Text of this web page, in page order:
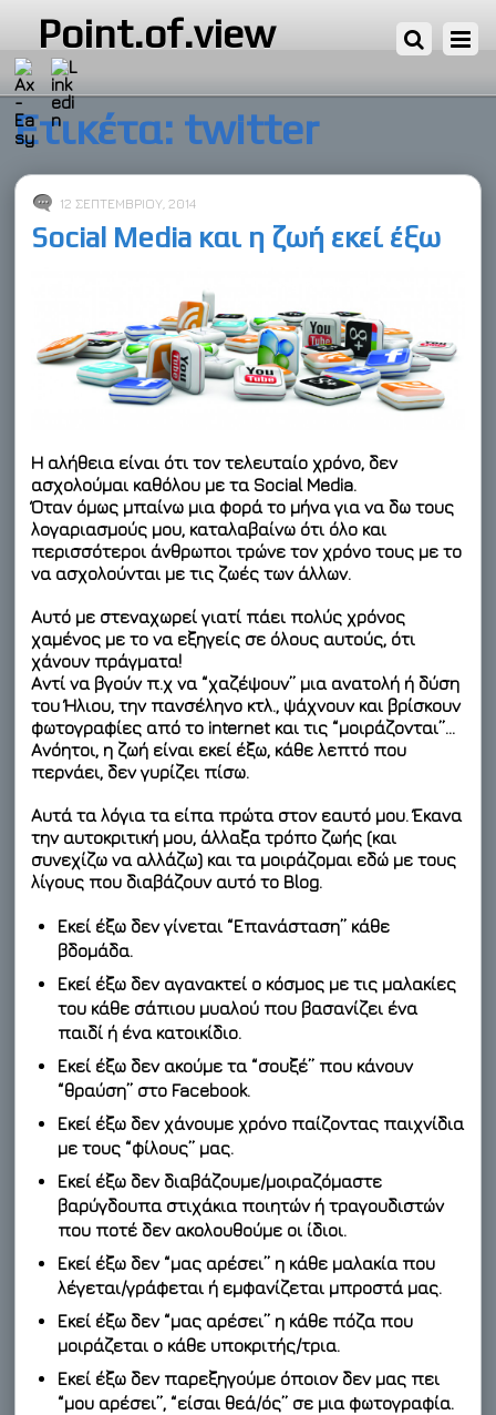
Point.of.view
Ετικέτα: twitter
12 ΣΕΠΤΕΜΒΡΊΟΥ, 2014
Social Media και η ζωή εκεί έξω
Η αλήθεια είναι ότι τον τελευταίο χρόνο, δεν
ασχολούμαι καθόλου με τα Social Media.
Όταν όμως μπαίνω μια φορά το μήνα για να δω τους
λογαριασμούς μου, καταλαβαίνω ότι όλο και
περισσότεροι άνθρωποι τρώνε τον χρόνο τους με το
να ασχολούνται με τις ζωές των άλλων.
Αυτό με στεναχωρεί γιατί πάει πολύς χρόνος
χαμένος με το να εξηγείς σε όλους αυτούς, ότι
χάνουν πράγματα!
Αντί να βγούν π.χ να “χαζέψουν” μια ανατολή ή δύση
του Ήλιου, την πανσέληνο κτλ., ψάχνουν και βρίσκουν
φωτογραφίες από το internet και τις “μοιράζονται”…
Ανόητοι, η ζωή είναι εκεί έξω, κάθε λεπτό που
περνάει, δεν γυρίζει πίσω.
Αυτά τα λόγια τα είπα πρώτα στον εαυτό μου. Έκανα
την αυτοκριτική μου, άλλαξα τρόπο ζωής (και
συνεχίζω να αλλάζω) και τα μοιράζομαι εδώ με τους
λίγους που διαβάζουν αυτό το Blog.
Εκεί έξω δεν γίνεται “Επανάσταση” κάθε
βδομάδα.
Εκεί έξω δεν αγανακτεί ο κόσμος με τις μαλακίες
του κάθε σάπιου μυαλού που βασανίζει ένα
παιδί ή ένα κατοικίδιο.
Εκεί έξω δεν ακούμε τα “σουξέ” που κάνουν
“θραύση” στο Facebook.
Εκεί έξω δεν χάνουμε χρόνο παίζοντας παιχνίδια
με τους “φίλους” μας.
Εκεί έξω δεν διαβάζουμε/μοιραζόμαστε
βαρύγδουπα στιχάκια ποιητών ή τραγουδιστών
που ποτέ δεν ακολουθούμε οι ίδιοι.
Εκεί έξω δεν “μας αρέσει” η κάθε μαλακία που
λέγεται/γράφεται ή εμφανίζεται μπροστά μας.
Εκεί έξω δεν “μας αρέσει” η κάθε πόζα που
μοιράζεται ο κάθε υποκριτής/τρια.
Εκεί έξω δεν παρεξηγούμε όποιον δεν μας πει
“μου αρέσει”, “είσαι θεά/ός” σε μια φωτογραφία.